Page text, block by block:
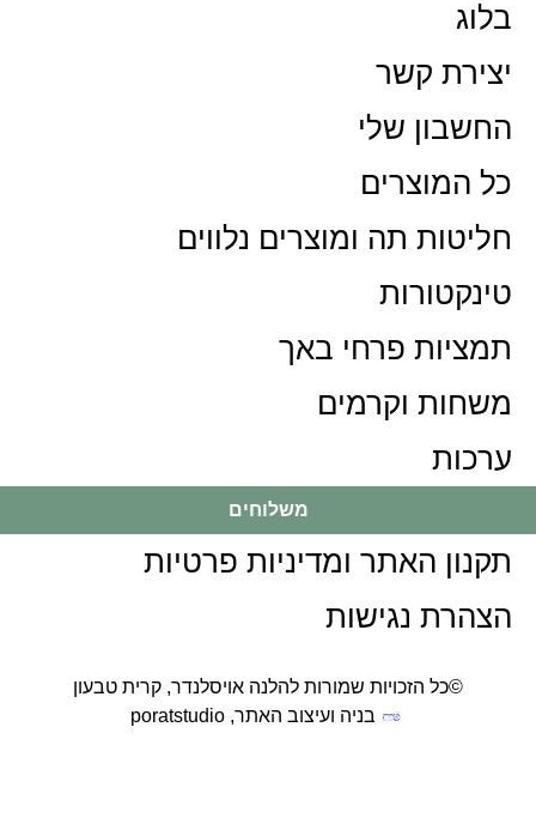
בלוג
יצירת קשר
החשבון שלי
כל המוצרים
חליטות תה ומוצרים נלווים
טינקטורות
תמציות פרחי באך
משחות וקרמים
ערכות
משלוחים
תקנון האתר ומדיניות פרטיות
הצהרת נגישות
©כל הזכויות שמורות להלנה אויסלנדר, קרית טבעון
בניה ועיצוב האתר, poratstudio